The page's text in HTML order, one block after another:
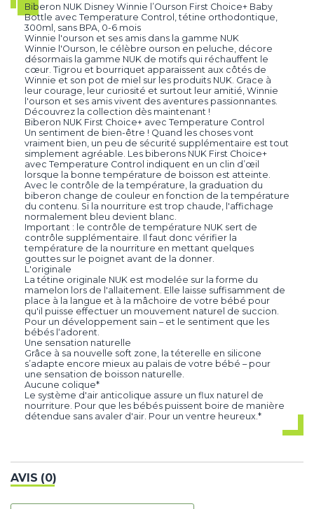
Biberon NUK Disney Winnie l’Ourson First Choice+ Baby
Bottle avec Temperature Control, tétine orthodontique,
300ml, sans BPA, 0-6 mois
Winnie l'ourson et ses amis dans la gamme NUK
Winnie l'Ourson, le célèbre ourson en peluche, décore
désormais la gamme NUK de motifs qui réchauffent le
cœur. Tigrou et bourriquet apparaissent aux côtés de
Winnie et son pot de miel sur les produits NUK. Grace à
leur courage, leur curiosité et surtout leur amitié, Winnie
l'ourson et ses amis vivent des aventures passionnantes.
Découvrez la collection dès maintenant !
Biberon NUK First Choice+ avec Temperature Control
Un sentiment de bien-être ! Quand les choses vont
vraiment bien, un peu de sécurité supplémentaire est tout
simplement agréable. Les biberons NUK First Choice+
avec Temperature Control indiquent en un clin d’œil
lorsque la bonne température de boisson est atteinte.
Avec le contrôle de la température, la graduation du
biberon change de couleur en fonction de la température
du contenu. Si la nourriture est trop chaude, l'affichage
normalement bleu devient blanc.
Important : le contrôle de température NUK sert de
contrôle supplémentaire. Il faut donc vérifier la
température de la nourriture en mettant quelques
gouttes sur le poignet avant de la donner.
L'originale
La tétine originale NUK est modelée sur la forme du
mamelon lors de l'allaitement. Elle laisse suffisamment de
place à la langue et à la mâchoire de votre bébé pour
qu'il puisse effectuer un mouvement naturel de succion.
Pour un développement sain – et le sentiment que les
bébés l‘adorent.
Une sensation naturelle
Grâce à sa nouvelle soft zone, la téterelle en silicone
s’adapte encore mieux au palais de votre bébé – pour
une sensation de boisson naturelle.
Aucune colique*
Le système d'air anticolique assure un flux naturel de
nourriture. Pour que les bébés puissent boire de manière
détendue sans avaler d'air. Pour un ventre heureux.*
AVIS (0)